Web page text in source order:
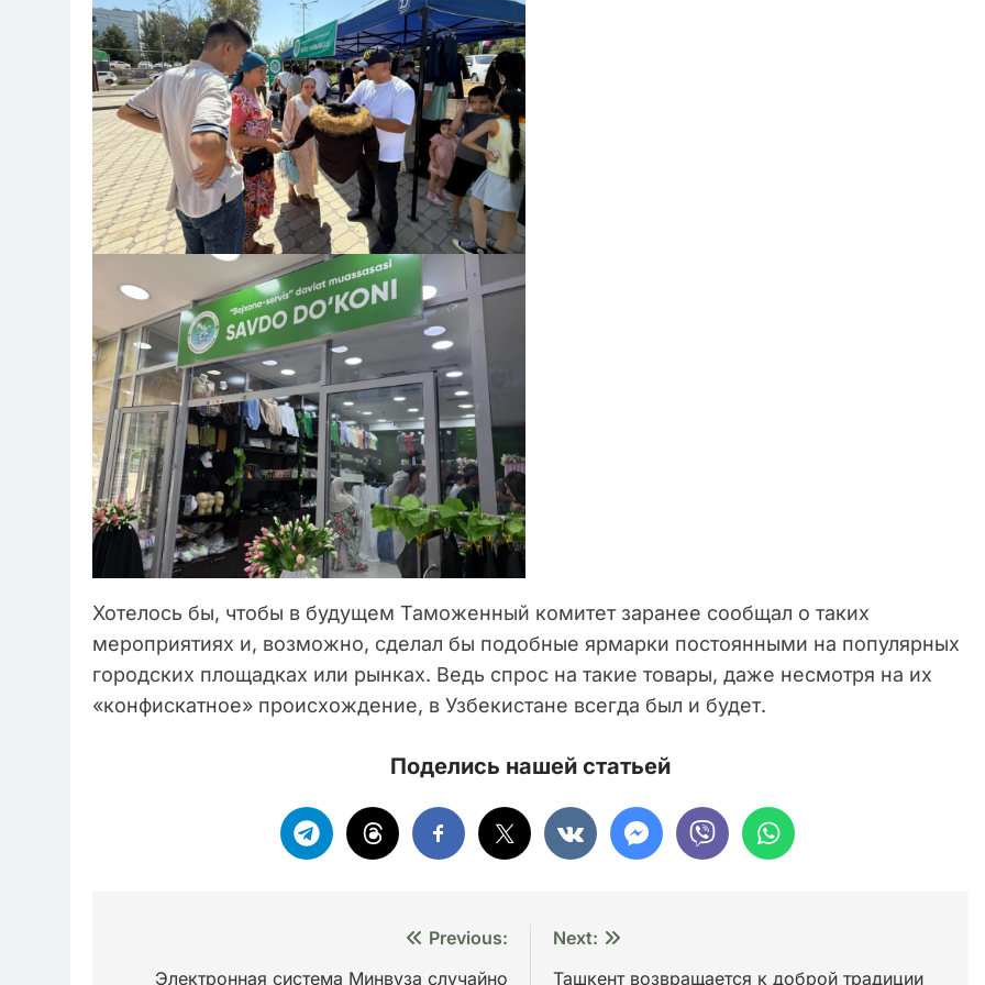
Хотелось бы, чтобы в будущем Таможенный комитет заранее сообщал о таких
мероприятиях и, возможно, сделал бы подобные ярмарки постоянными на популярных
городских площадках или рынках. Ведь спрос на такие товары, даже несмотря на их
«конфискатное» происхождение, в Узбекистане всегда был и будет.
Поделись нашей статьей
Previous:
Электронная система Минвуза случайно
Next:
Ташкент возвращается к доброй традиции